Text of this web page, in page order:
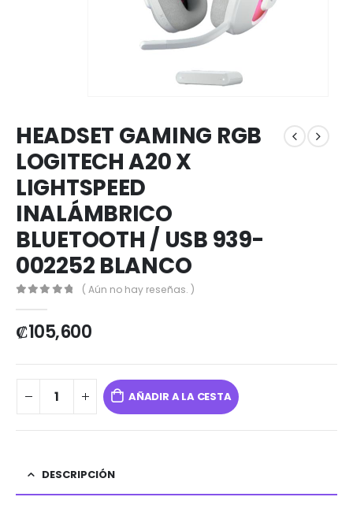
HEADSET GAMING RGB
LOGITECH A20 X
LIGHTSPEED
INALÁMBRICO
BLUETOOTH / USB 939-
002252 BLANCO
( Aún no hay reseñas. )
₡105,600
AÑADIR A LA CESTA
DESCRIPCIÓN